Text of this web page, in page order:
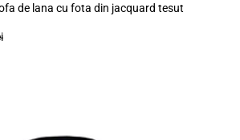
de lana cu fota din jacquard tesut